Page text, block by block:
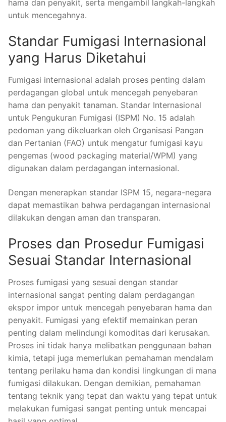
hama dan penyakit, serta mengambil langkah-langkah
untuk mencegahnya.
Standar Fumigasi Internasional
yang Harus Diketahui
Fumigasi internasional adalah proses penting dalam
perdagangan global untuk mencegah penyebaran
hama dan penyakit tanaman. Standar Internasional
untuk Pengukuran Fumigasi (ISPM) No. 15 adalah
pedoman yang dikeluarkan oleh Organisasi Pangan
dan Pertanian (FAO) untuk mengatur fumigasi kayu
pengemas (wood packaging material/WPM) yang
digunakan dalam perdagangan internasional.
Dengan menerapkan standar ISPM 15, negara-negara
dapat memastikan bahwa perdagangan internasional
dilakukan dengan aman dan transparan.
Proses dan Prosedur Fumigasi
Sesuai Standar Internasional
Proses fumigasi yang sesuai dengan standar
internasional sangat penting dalam perdagangan
ekspor impor untuk mencegah penyebaran hama dan
penyakit. Fumigasi yang efektif memainkan peran
penting dalam melindungi komoditas dari kerusakan.
Proses ini tidak hanya melibatkan penggunaan bahan
kimia, tetapi juga memerlukan pemahaman mendalam
tentang perilaku hama dan kondisi lingkungan di mana
fumigasi dilakukan. Dengan demikian, pemahaman
tentang teknik yang tepat dan waktu yang tepat untuk
melakukan fumigasi sangat penting untuk mencapai